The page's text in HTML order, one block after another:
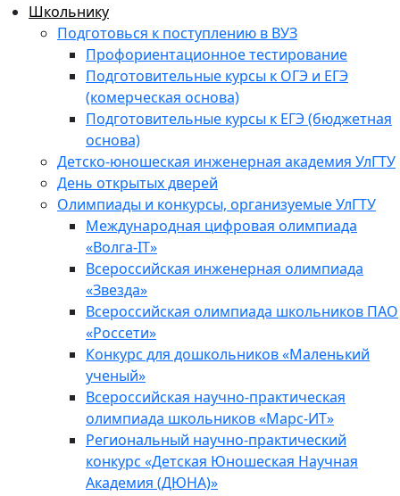
Школьнику
Подготовься к поступлению в ВУЗ
Профориентационное тестирование
Подготовительные курсы к ОГЭ и ЕГЭ
(комерческая основа)
Подготовительные курсы к ЕГЭ (бюджетная
основа)
Детско-юношеская инженерная академия УлГТУ
День открытых дверей
Олимпиады и конкурсы, организуемые УлГТУ
Международная цифровая олимпиада
«Волга-IT»
Всероссийская инженерная олимпиада
«Звезда»
Всероссийская олимпиада школьников ПАО
«Россети»
Конкурс для дошкольников «Маленький
ученый»
Всероссийская научно-практическая
олимпиада школьников «Марс-ИТ»
Региональный научно-практический
конкурс «Детская Юношеская Научная
Академия (ДЮНА)»